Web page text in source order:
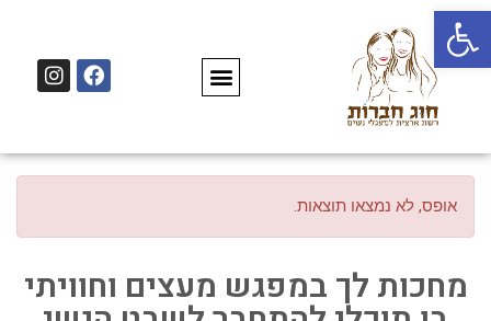
פתח סרגל נגישות
אופס, לא נמצאו תוצאות.
מחכות לך במפגש מעצים וחוויתי